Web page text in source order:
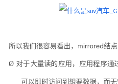
所以我们很容易看出， mirrored结
Ø 对于大量读的应用，应用程序通
可以即时访问到想要数据，而